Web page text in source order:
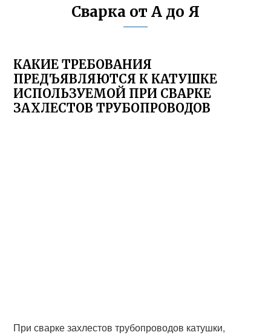
Сварка от А до Я
КАКИЕ ТРЕБОВАНИЯ
ПРЕДЪЯВЛЯЮТСЯ К КАТУШКЕ
ИСПОЛЬЗУЕМОЙ ПРИ СВАРКЕ
ЗАХЛЕСТОВ ТРУБОПРОВОДОВ
При сварке захлестов трубопроводов катушки,